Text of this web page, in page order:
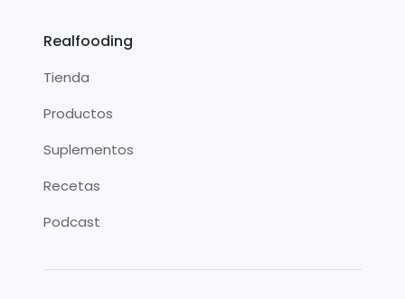
Realfooding
Tienda
Productos
Suplementos
Recetas
Podcast